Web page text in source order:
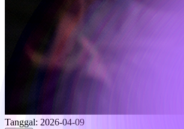
Tanggal: 2026-04-09